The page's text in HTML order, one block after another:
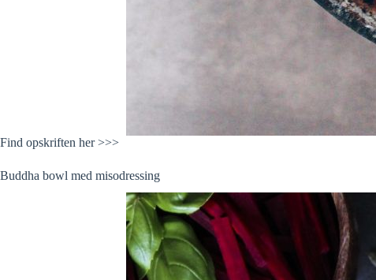
Find opskriften her >>>
Buddha bowl med misodressing